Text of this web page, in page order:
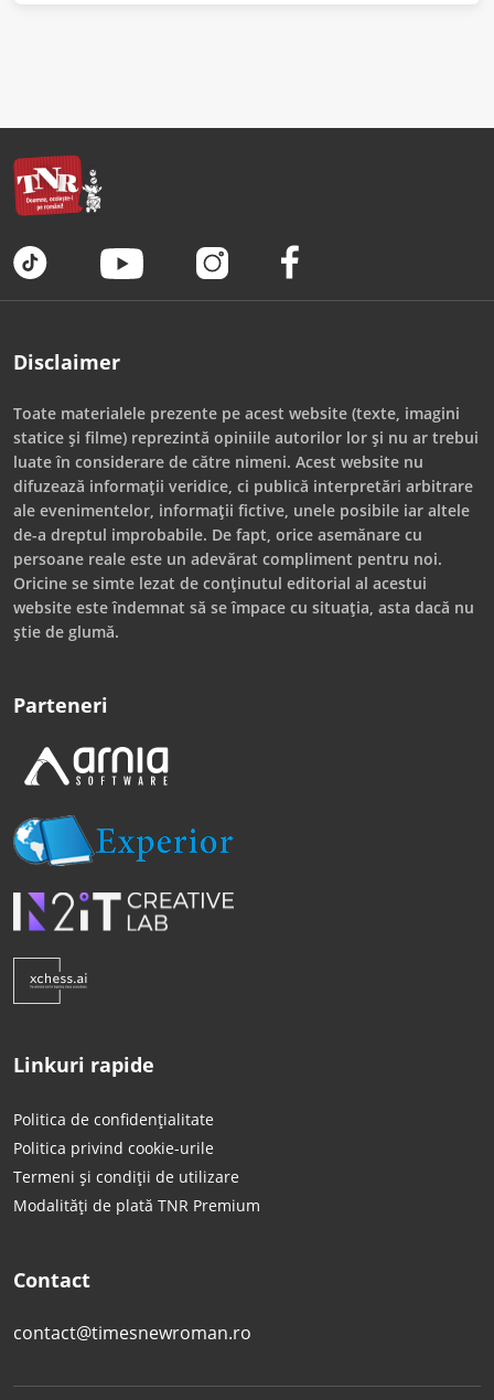
Disclaimer
Toate materialele prezente pe acest website (texte, imagini
statice și filme) reprezintă opiniile autorilor lor și nu ar trebui
luate în considerare de către nimeni. Acest website nu
difuzează informații veridice, ci publică interpretări arbitrare
ale evenimentelor, informații fictive, unele posibile iar altele
de-a dreptul improbabile. De fapt, orice asemănare cu
persoane reale este un adevărat compliment pentru noi.
Oricine se simte lezat de conținutul editorial al acestui
website este îndemnat să se împace cu situația, asta dacă nu
știe de glumă.
Parteneri
Linkuri rapide
Politica de confidențialitate
Politica privind cookie-urile
Termeni și condiții de utilizare
Modalități de plată TNR Premium
Contact
contact@timesnewroman.ro